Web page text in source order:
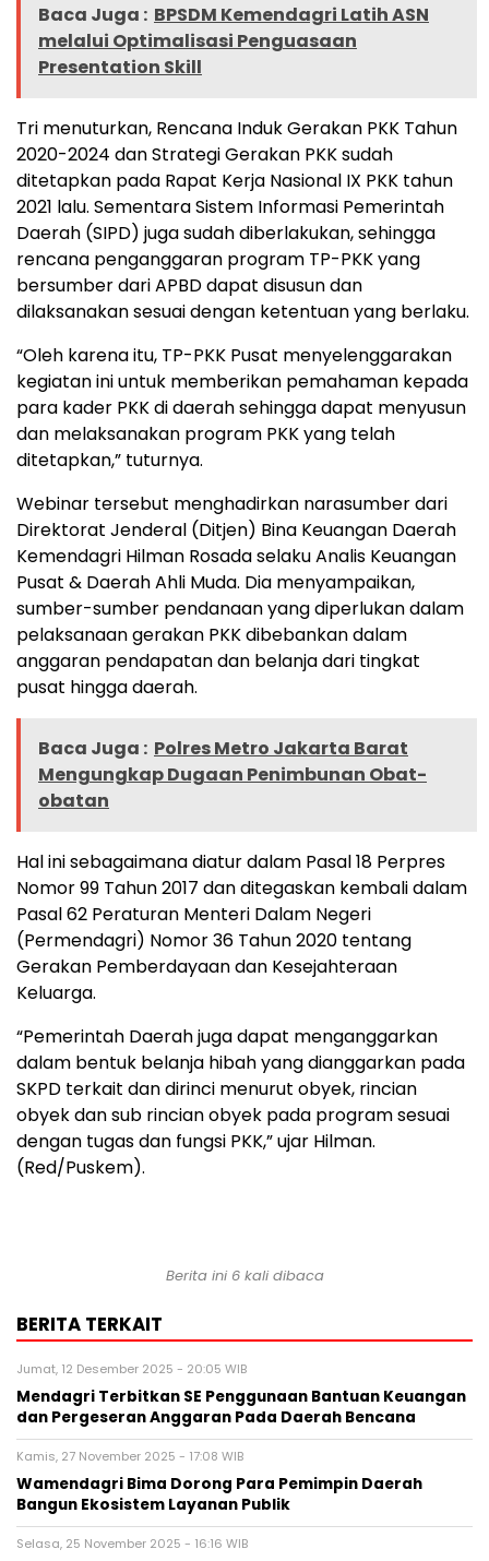
Baca Juga : BPSDM Kemendagri Latih ASN
melalui Optimalisasi Penguasaan
Presentation Skill
Tri menuturkan, Rencana Induk Gerakan PKK Tahun
2020-2024 dan Strategi Gerakan PKK sudah
ditetapkan pada Rapat Kerja Nasional IX PKK tahun
2021 lalu. Sementara Sistem Informasi Pemerintah
Daerah (SIPD) juga sudah diberlakukan, sehingga
rencana penganggaran program TP-PKK yang
bersumber dari APBD dapat disusun dan
dilaksanakan sesuai dengan ketentuan yang berlaku.
“Oleh karena itu, TP-PKK Pusat menyelenggarakan
kegiatan ini untuk memberikan pemahaman kepada
para kader PKK di daerah sehingga dapat menyusun
dan melaksanakan program PKK yang telah
ditetapkan,” tuturnya.
Webinar tersebut menghadirkan narasumber dari
Direktorat Jenderal (Ditjen) Bina Keuangan Daerah
Kemendagri Hilman Rosada selaku Analis Keuangan
Pusat & Daerah Ahli Muda. Dia menyampaikan,
sumber-sumber pendanaan yang diperlukan dalam
pelaksanaan gerakan PKK dibebankan dalam
anggaran pendapatan dan belanja dari tingkat
pusat hingga daerah.
Baca Juga : Polres Metro Jakarta Barat
Mengungkap Dugaan Penimbunan Obat-
obatan
Hal ini sebagaimana diatur dalam Pasal 18 Perpres
Nomor 99 Tahun 2017 dan ditegaskan kembali dalam
Pasal 62 Peraturan Menteri Dalam Negeri
(Permendagri) Nomor 36 Tahun 2020 tentang
Gerakan Pemberdayaan dan Kesejahteraan
Keluarga.
“Pemerintah Daerah juga dapat menganggarkan
dalam bentuk belanja hibah yang dianggarkan pada
SKPD terkait dan dirinci menurut obyek, rincian
obyek dan sub rincian obyek pada program sesuai
dengan tugas dan fungsi PKK,” ujar Hilman.
(Red/Puskem).
Berita ini 6 kali dibaca
BERITA TERKAIT
Jumat, 12 Desember 2025 - 20:05 WIB
Mendagri Terbitkan SE Penggunaan Bantuan Keuangan
dan Pergeseran Anggaran Pada Daerah Bencana
Kamis, 27 November 2025 - 17:08 WIB
Wamendagri Bima Dorong Para Pemimpin Daerah
Bangun Ekosistem Layanan Publik
Selasa, 25 November 2025 - 16:16 WIB